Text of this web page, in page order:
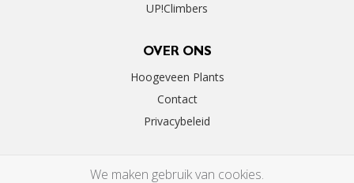
UP!Climbers
OVER ONS
Hoogeveen Plants
Contact
Privacybeleid
We maken gebruik van cookies.